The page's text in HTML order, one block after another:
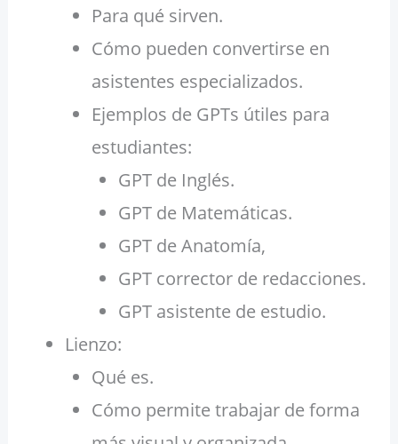
Para qué sirven.
Cómo pueden convertirse en
asistentes especializados.
Ejemplos de GPTs útiles para
estudiantes:
GPT de Inglés.
GPT de Matemáticas.
GPT de Anatomía,
GPT corrector de redacciones.
GPT asistente de estudio.
Lienzo:
Qué es.
Cómo permite trabajar de forma